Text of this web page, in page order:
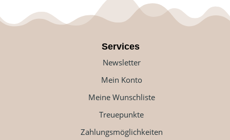
Services
Newsletter
Mein Konto
Meine Wunschliste
Treuepunkte
Zahlungsmöglichkeiten